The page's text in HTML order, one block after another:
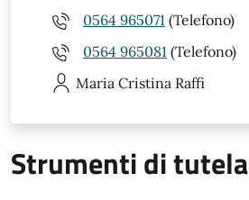
0564 965071 (Telefono)
0564 965081 (Telefono)
Maria Cristina Raffi
Strumenti di tutela